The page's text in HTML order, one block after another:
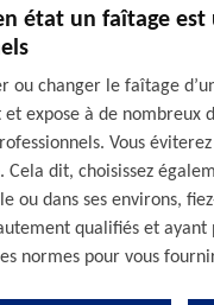
état un faîtage
ou changer le faîtage
expose à de nombreux
Vous
dit, choisissez
ou dans ses environs,
qualifiés et
normes pour vous